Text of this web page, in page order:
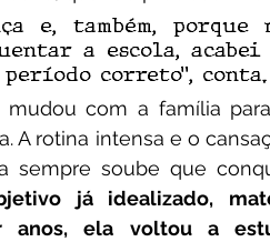
e, também,
a escola, acabei
correto”, conta.
A rotina intensa e o
sempre soube que
já idealizado,
anos, ela voltou a